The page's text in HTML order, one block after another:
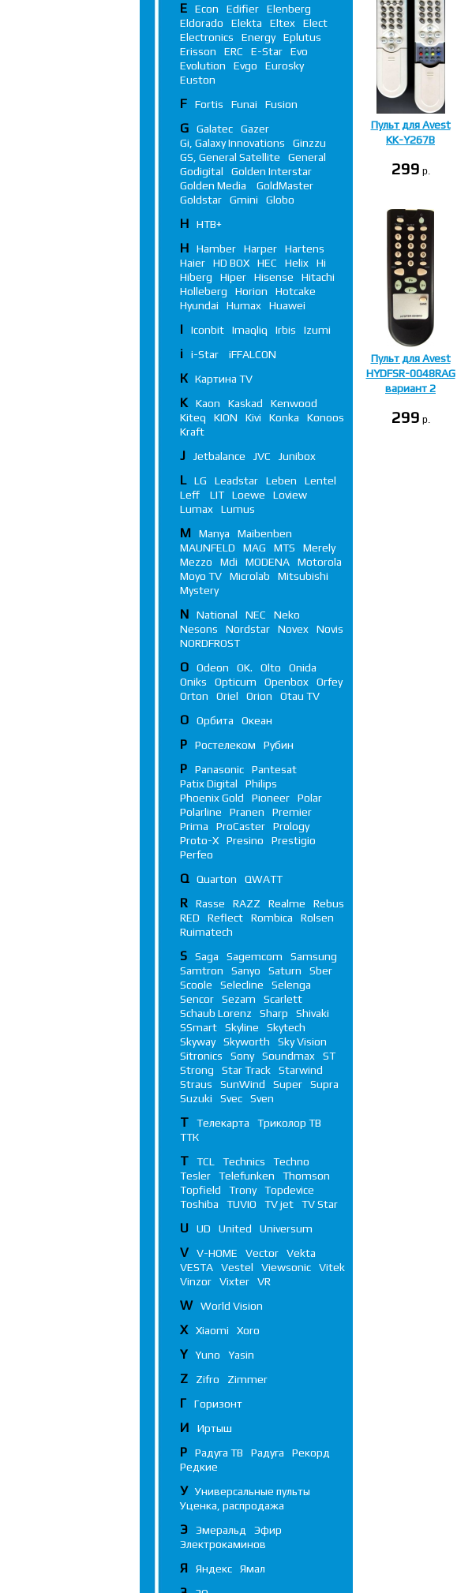
Пульт для Avest
KK-Y267B
299 p.
Пульт для Avest
HYDFSR-0048RAG
вариант 2
299 p.
E Econ Edifier
Elenberg
Eldorado
Elekta Eltex
Elect
Electronics
Energy
Eplutus
Erisson
ERC E-Star
Evo
Evolution
Evgo
Eurosky
Euston
F Fortis Funai Fusion
G Galatec
Gazer
Gi, Galaxy Innovations
Ginzzu
GS, General Satellite
General
Godigital
Golden Interstar
Golden Media
GoldMaster
Goldstar
Gmini Globo
Н НТВ+
H Hamber Harper
Hartens
Haier
HD BOX HEC Helix
Hi
Hiberg
Hiper Hisense
Hitachi
Holleberg
Horion
Hotcake
Hyundai
Humax Huawei
I Iconbit Imaqliq Irbis Izumi
i i-Star iFFALСON
К Картина TV
K Kaon Kaskad
Kenwood
Kiteq
KION Kivi Konka
Konoos
Kraft
J Jetbalance JVC Junibox
L LG Leadstar Leben
Lentel
Leff
LIT Loewe
Loview
Lumax
Lumus
M Manya
Maibenben
MAUNFELD
MAG MTS
Merely
Mezzo
Mdi MODENA
Motorola
Moyo TV
Microlab
Mitsubishi
Mystery
N National NEC
Neko
Nesons
Nordstar Novex
Novis
NORDFROST
O Odeon OK. Olto
Onida
Oniks
Opticum Openbox
Orfey
Orton
Oriel Orion Otau TV
О Орбита Океан
Р Ростелеком Рубин
P Panasonic
Pantesat
Patix Digital
Philips
Phoenix Gold
Pioneer
Polar
Polarline
Pranen
Premier
Prima
ProCaster
Prology
Proto-X
Presino
Prestigio
Perfeo
Q Quarton QWATT
R Rasse RAZZ Realme
Rebus
RED
Reflect Rombica
Rolsen
Ruimatech
S Saga Sagemcom
Samsung
Samtron
Sanyo Saturn
Sber
Scoole
Selecline
Selenga
Sencor
Sezam
Scarlett
Schaub Lorenz
Sharp
Shivaki
SSmart
Skyline
Skytech
Skyway
Skyworth
Sky Vision
Sitronics
Sony Soundmax
ST
Strong
Star Track
Starwind
Straus
SunWind Super
Supra
Suzuki
Svec Sven
Т Телекарта
Триколор ТВ
ТТК
T TCL Technics
Techno
Tesler
Telefunken
Thomson
Topfield
Trony
Topdevice
Toshiba
TUVIO TV jet TV Star
U UD United Universum
V V-HOME Vector
Vekta
VESTA
Vestel Viewsonic
Vitek
Vinzor
Vixter VR
W World Vision
X Xiaomi Xoro
Y Yuno Yasin
Z Zifro Zimmer
Г Горизонт
И Иртыш
Р Радуга ТВ Радуга
Рекорд
Редкие
У
Универсальные пульты
Уценка, распродажа
Э Эмеральд
Эфир
Электрокаминов
Я Яндекс Ямал